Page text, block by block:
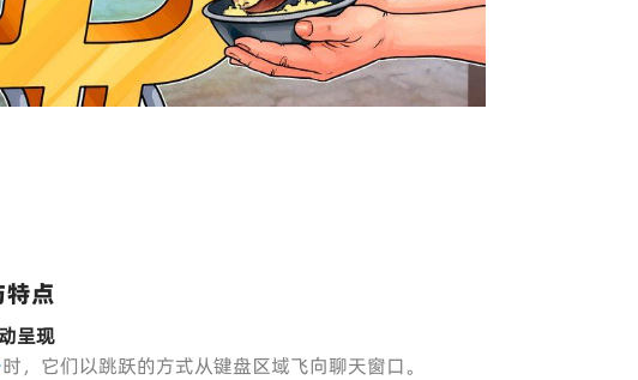
点
呈现
时，它们以跳跃的方式从键盘区域飞向聊天窗口。